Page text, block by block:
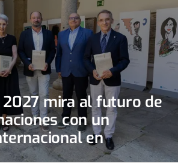
2027 mira al futuro de
con un
en